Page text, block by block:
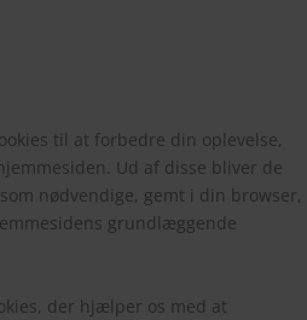
til at forbedre din oplevelse,
Ud af disse bliver de
nødvendige, gemt i din browser,
grundlæggende
der hjælper os med at